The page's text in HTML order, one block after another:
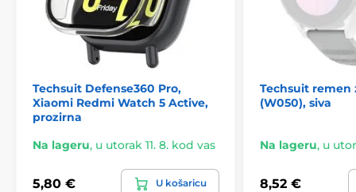
Techsuit Defense360 Pro,
Xiaomi Redmi Watch 5 Active,
prozirna
Na lageru, u utorak 11. 8. kod vas
5,80 € U košaricu
Techsuit remen
(W050), siva
Na lageru, u
8,52 €